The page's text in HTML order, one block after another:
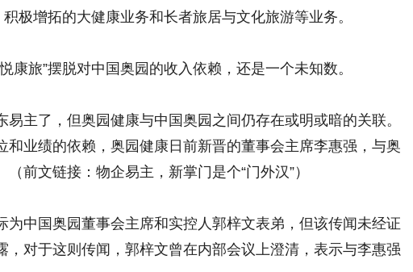
积极增拓的大健康业务和长者旅居与文化旅游等业务。
康旅”摆脱对中国奥园的收入依赖，还是一个未知数。
易主了，但奥园健康与中国奥园之间仍存在或明或暗的关联。
和业绩的依赖，奥园健康日前新晋的董事会主席李惠强，与奥
（前文链接：物企易主，新掌门是个“门外汉”）
为中国奥园董事会主席和实控人郭梓文表弟，但该传闻未经证
，对于这则传闻，郭梓文曾在内部会议上澄清，表示与李惠强